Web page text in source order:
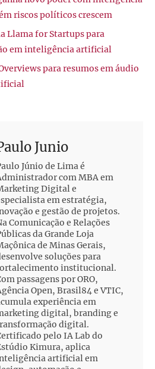
riscos políticos crescem
Llama for Startups para
em inteligência artificial
para resumos em áudio
Junio
Júnio de Lima é
com MBA em
Digital e
em estratégia,
e gestão de projetos.
Comunicação e Relações
da Grande Loja
de Minas Gerais,
soluções para
institucional.
passagens por ORO,
Open, Brasil84 e VTIC,
experiência em
digital, branding e
digital.
pelo IA Lab do
Kimura, aplica
artificial em